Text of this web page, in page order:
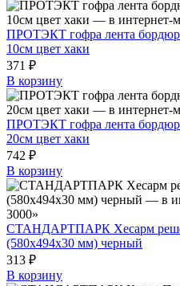
ПРОТЭКТ гофра лента
10см цвет хаки
371 ₽
В корзину
ПРОТЭКТ гофра лента
20см цвет хаки
742 ₽
В корзину
СТАНДАРТПАРК Хесарм
(580х494х30 мм) черный
313 ₽
В корзину